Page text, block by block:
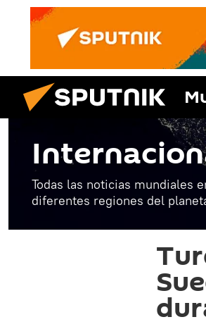
Todas las noticias mundiales
diferentes regiones del